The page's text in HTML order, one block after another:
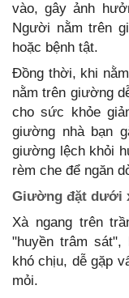
vào, gây ảnh
Người nằm trên
hoặc bệnh tật.
Đồng thời, khi
nằm trên giường
cho sức khỏe
giường nhà bạn
giường lệch khỏi
rèm che để ngăn
Giường đặt dưới
Xà ngang trên
"huyền trâm
khó chịu, dễ gặp
mỏi.